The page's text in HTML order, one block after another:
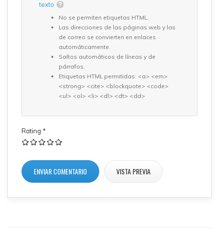
texto
No se permiten etiquetas HTML.
Las direcciones de las páginas web y las
de correo se convierten en enlaces
automáticamente.
Saltos automáticos de líneas y de
párrafos.
Etiquetas HTML permitidas: <a> <em>
<strong> <cite> <blockquote> <code>
<ul> <ol> <li> <dl> <dt> <dd>
Rating *